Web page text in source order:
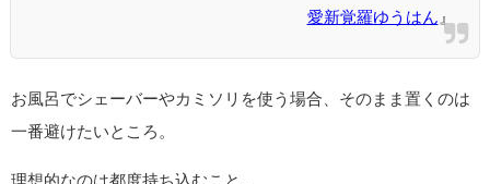
愛新覚羅ゆうはん
』
お風呂でシェーバーやカミソリを使う場合、そのまま置くのは
一番避けたいところ。
理想的なのは都度持ち込むこと。